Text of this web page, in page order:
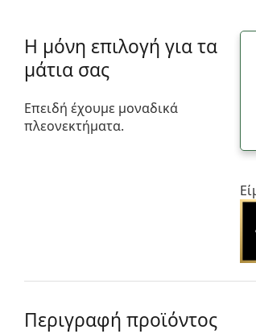
Η μόνη επιλογή για τα
μάτια σας
Επειδή έχουμε μοναδικά
πλεονεκτήματα.
Περιγραφή προϊόντος